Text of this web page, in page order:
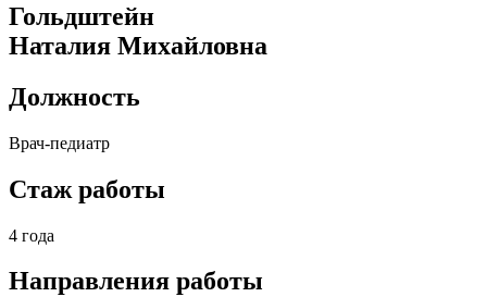
Гольдштейн
Наталия Михайловна
Должность
Врач-педиатр
Стаж работы
4 года
Направления работы